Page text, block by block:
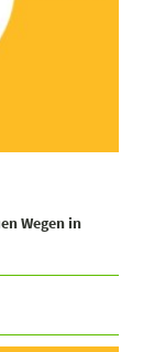
Wegen in